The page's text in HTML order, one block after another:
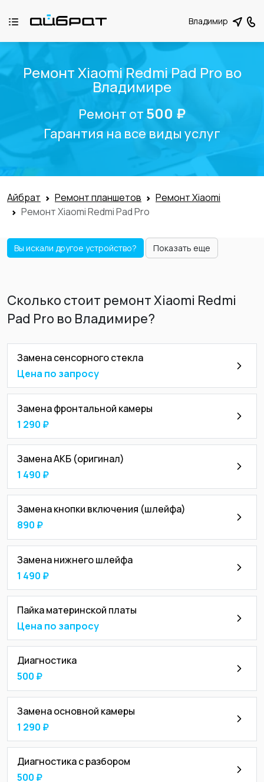
Владимир
Ремонт Xiaomi Redmi Pad Pro во
Владимире
Ремонт от 500 ₽
Гарантия на все виды услуг
Айбрат Ремонт планшетов
Ремонт Xiaomi
Ремонт Xiaomi Redmi Pad Pro
Вы искали другое устройство? Показать еще
Сколько стоит ремонт Xiaomi Redmi
Pad Pro во Владимире?
Замена сенсорного стекла
Цена по запросу
Замена фронтальной камеры
1 290 ₽
Замена АКБ (оригинал)
1 490 ₽
Замена кнопки включения (шлейфа)
890 ₽
Замена нижнего шлейфа
1 490 ₽
Пайка материнской платы
Цена по запросу
Диагностика
500 ₽
Замена основной камеры
1 290 ₽
Диагностика с разбором
500 ₽